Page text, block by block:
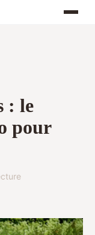
: le
pour